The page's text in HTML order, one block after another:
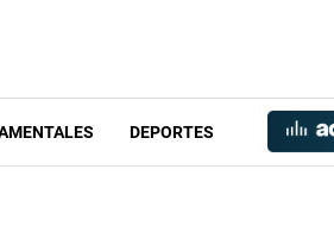
DEPORTES